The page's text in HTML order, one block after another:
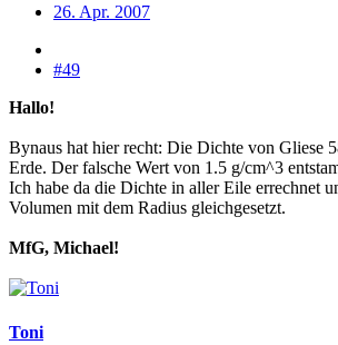
26. Apr. 2007
#49
Hallo!
Bynaus hat hier recht: Die Dichte von Gliese
Erde. Der falsche Wert von 1.5 g/cm^3
Ich habe da die Dichte in aller Eile errechnet
Volumen mit dem Radius gleichgesetzt.
MfG, Michael!
Toni